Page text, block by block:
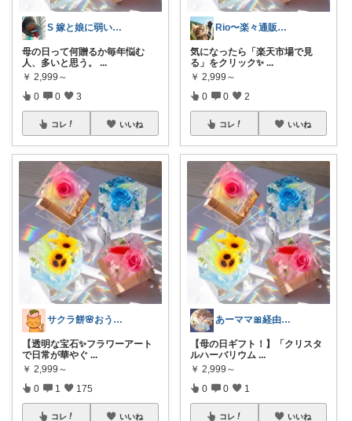
S 嫁と娘に弱い旦那
母の日って何贈るか毎年悩む
人、多いと思う。
...
￥ 2,999～
0 0 3
コレ いいね
サクラ餅🌸おうち時間研究所
【透明な宝石✨フラワーアート
で日常が華やぐ ...
￥ 2,999～
0 1 175
コレ いいね
Rio〜楽々通販生活😊
気になったら「楽天市場で見
る」をクリック✨ ...
￥ 2,999～
0 0 2
コレ いいね
あーママ🎀経由購入に感謝💖
【母の日ギフト！】「クリスタ
ルハーバリウム ...
￥ 2,999～
0 0 1
コレ いいね